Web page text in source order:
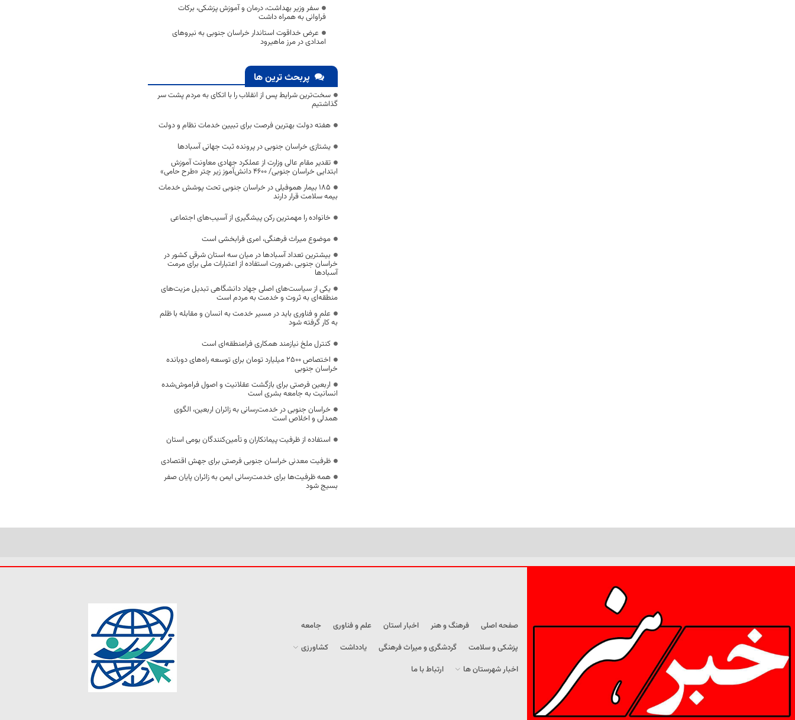
سفر وزیر بهداشت، درمان و آموزش پزشکی، برکات
فراوانی به همراه داشت
عرض خداقوت استاندار خراسان جنوبی به نیروهای
امدادی در مرز ماهیرود
پربحث ترین ها
سخت‌ترین شرایط پس از انقلاب را با اتکای به مردم پشت سر
گذاشتیم
هفته دولت بهترین فرصت برای تبیین خدمات نظام و دولت
یشتازی خراسان جنوبی در پرونده ثبت جهانی آسبادها
تقدیر مقام عالی وزارت از عملکرد جهادی معاونت آموزش
ابتدایی خراسان جنوبی/ ۴۶۰۰ دانش‌آموز زیر چتر «طرح حامی»
۱۸۵ بیمار هموفیلی در خراسان جنوبی تحت پوشش خدمات
بیمه سلامت قرار دارند
خانواده را مهمترین رکن پیشگیری از آسیب‌های اجتماعی
موضوع میراث فرهنگی، امری فرابخشی است
بیشترین تعداد آسبادها در میان سه استان شرقی کشور در
خراسان جنوبی ،ضرورت استفاده از اعتبارات ملی برای مرمت
آسبادها
یکی از سیاست‌های اصلی جهاد دانشگاهی تبدیل مزیت‌های
منطقه‌ای به ثروت و خدمت به مردم است
علم و فناوری باید در مسیر خدمت به انسان و مقابله با ظلم
به کار گرفته شود
کنترل ملخ نیازمند همکاری فرامنطقه‌ای است
اختصاص 2500 میلیارد تومان برای توسعه راه‌های دوبانده
خراسان جنوبی
اربعین فرصتی برای بازگشت عقلانیت و اصول فراموش‌شده
انسانیت به جامعه بشری است
خراسان جنوبی در خدمت‌رسانی به زائران اربعین، الگوی
همدلی و اخلاص است
استفاده از ظرفیت پیمانکاران و تأمین‌کنندگان بومی استان
ظرفیت معدنی خراسان جنوبی فرصتی برای جهش اقتصادی
همه ظرفیت‌ها برای خدمت‌رسانی ایمن به زائران پایان صفر
بسیج شود
صفحه اصلی فرهنگ و هنر اخبار استان علم و فناوری
جامعه
پزشکی و سلامت
گردشگری و میراث فرهنگی یادداشت
کشاورزی
اخبار شهرستان ها
ارتباط با ما